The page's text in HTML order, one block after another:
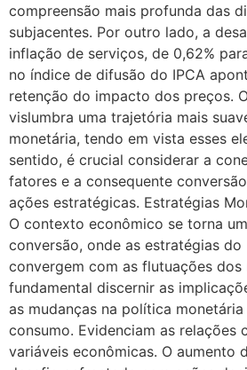
compreensão mais profunda das
subjacentes. Por outro lado, a
inflação de serviços, de 0,62%
no índice de difusão do IPCA
retenção do impacto dos preços.
vislumbra uma trajetória mais
monetária, tendo em vista esses
sentido, é crucial considerar a
fatores e a consequente
ações estratégicas. Estratégias
O contexto econômico se torna
conversão, onde as estratégias do
convergem com as flutuações
fundamental discernir as
as mudanças na política
consumo. Evidenciam as relações
variáveis econômicas. O aumento